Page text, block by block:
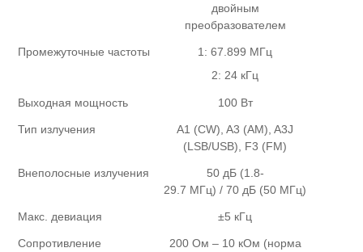
двойным
преобразователем
Промежуточные частоты
1: 67.899 МГц
2: 24 кГц
Выходная мощность 100 Вт
Тип излучения
A1 (CW), A3 (AM), A3J
(LSB/USB), F3 (FM)
Внеполосные излучения
50 дБ (1.8-
29.7 МГц) / 70 дБ (50 МГц)
Макс. девиация ±5 кГц
Сопротивление
200 Ом – 10 кОм (норма